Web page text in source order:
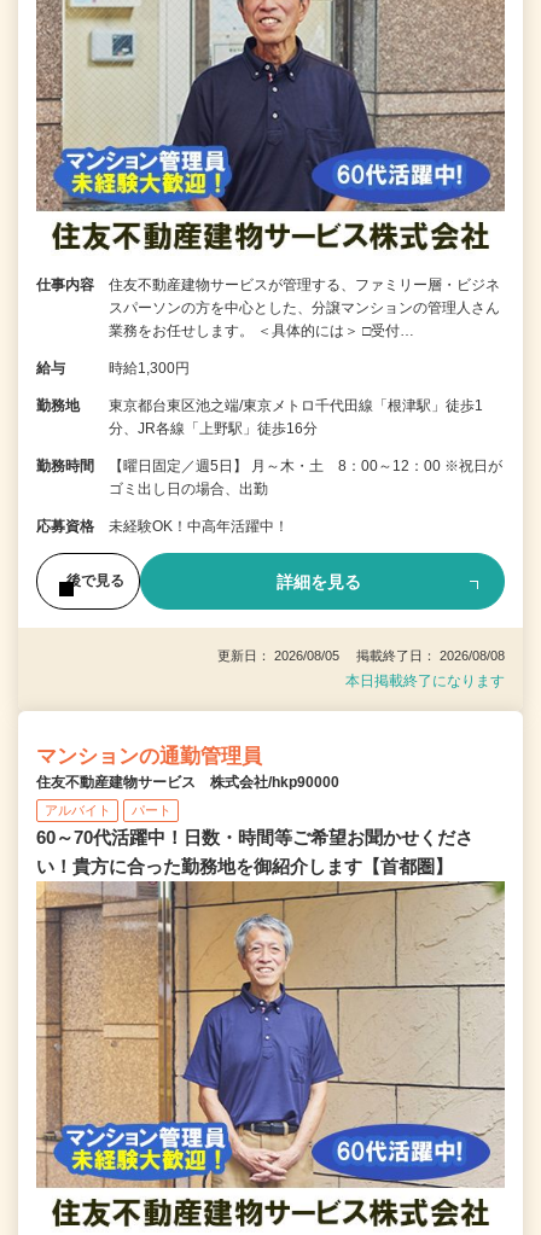
仕事内容
住友不動産建物サービスが管理する、ファミリー層・ビジネ
スパーソンの方を中心とした、分譲マンションの管理人さん
業務をお任せします。 ＜具体的には＞ □受付…
給与 時給1,300円
勤務地
東京都台東区池之端/東京メトロ千代田線「根津駅」徒歩1
分、JR各線「上野駅」徒歩16分
勤務時間
【曜日固定／週5日】 月～木・土 8：00～12：00 ※祝日が
ゴミ出し日の場合、出勤
応募資格 未経験OK！中高年活躍中！
後で見る 詳細を見る
更新日： 2026/08/05 掲載終了日： 2026/08/08
本日掲載終了になります
マンションの通勤管理員
住友不動産建物サービス 株式会社/hkp90000
アルバイト パート
60～70代活躍中！日数・時間等ご希望お聞かせくださ
い！貴方に合った勤務地を御紹介します【首都圏】